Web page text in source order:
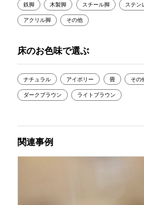
鉄脚 木製脚 スチール脚 ステン
アクリル脚 その他
床のお色味で選ぶ
ナチュラル アイボリー 畳 その
ダークブラウン ライトブラウン
関連事例